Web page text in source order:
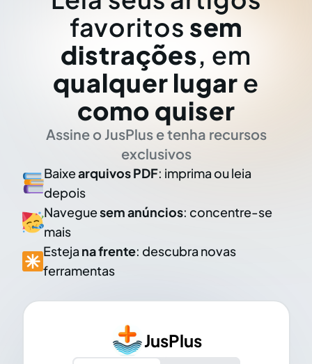
favoritos sem
distrações, em
qualquer lugar e
como quiser
Assine o JusPlus e tenha recursos
exclusivos
Baixearquivos PDF: imprima ou leia
depois
Naveguesem anúncios: concentre-se
mais
Esteja na frente: descubra novas
ferramentas
JusPlus